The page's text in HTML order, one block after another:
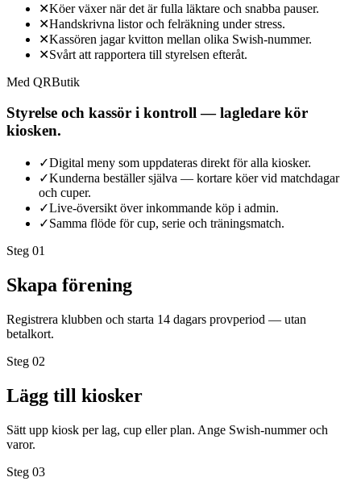
✕Köer växer när det är fulla läktare och snabba pauser.
✕Handskrivna listor och felräkning under stress.
✕Kassören jagar kvitton mellan olika Swish-nummer.
✕Svårt att rapportera till styrelsen efteråt.
Med QRButik
Styrelse och kassör i kontroll — lagledare kör
kiosken.
✓Digital meny som uppdateras direkt för alla kiosker.
✓Kunderna beställer själva — kortare köer vid matchdagar
och cuper.
✓Live-översikt över inkommande köp i admin.
✓Samma flöde för cup, serie och träningsmatch.
Steg 01
Skapa förening
Registrera klubben och starta 14 dagars provperiod — utan
betalkort.
Steg 02
Lägg till kiosker
Sätt upp kiosk per lag, cup eller plan. Ange Swish-nummer och
varor.
Steg 03